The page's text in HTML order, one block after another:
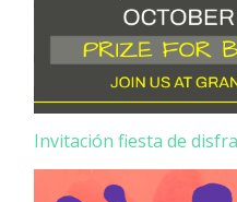
Invitación fiesta de